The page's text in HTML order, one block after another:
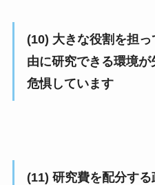
(10) 大きな役割を担
由に研究できる環境が
危惧しています
(11) 研究費を配分す